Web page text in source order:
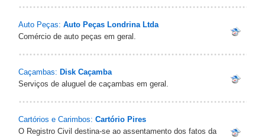
Auto Peças: Auto Peças Londrina Ltda
Comércio de auto peças em geral.
Caçambas: Disk Caçamba
Serviços de aluguel de caçambas em geral.
Cartórios e Carimbos: Cartório Pires
O Registro Civil destina-se ao assentamento dos fatos da